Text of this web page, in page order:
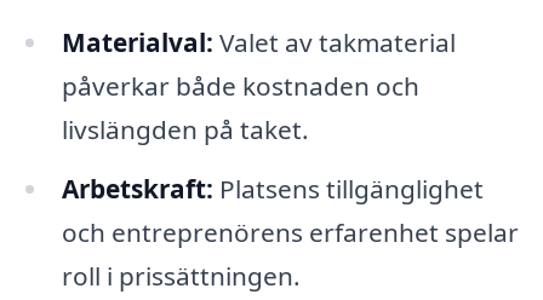
Materialval: Valet av takmaterial
påverkar både kostnaden och
livslängden på taket.
Arbetskraft: Platsens tillgänglighet
och entreprenörens erfarenhet spelar
roll i prissättningen.